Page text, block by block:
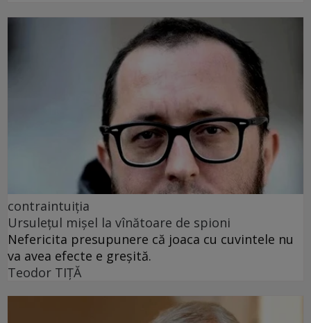
contraintuiția
Ursulețul mișel la vînătoare de spioni
Nefericita presupunere că joaca cu cuvintele nu
va avea efecte e greșită.
Teodor TIŢĂ